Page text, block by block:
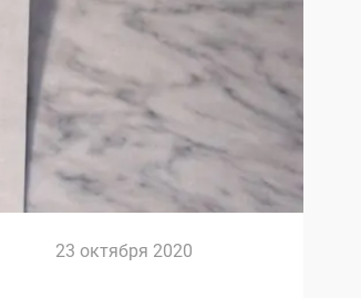
23 октября 2020